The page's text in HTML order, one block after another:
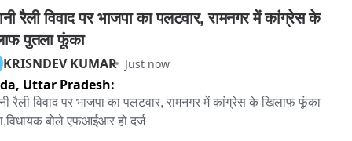
वहीं करते हैं शौच, नहीं दिखती भगवान के मंदिर की तस्वीरें。
रैली विवाद पर भाजपा का पलटवार, रामनगर में कांग्रेस के
पुतला फूंका
KRISNDEV KUMAR Just now
Uttar Pradesh:
रैली विवाद पर भाजपा का पलटवार, रामनगर में कांग्रेस के खिलाफ फूंका
बोले एफआईआर हो दर्ज